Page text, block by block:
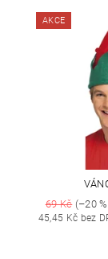
AKCE
69 Kč(–20
45,45 Kč bez